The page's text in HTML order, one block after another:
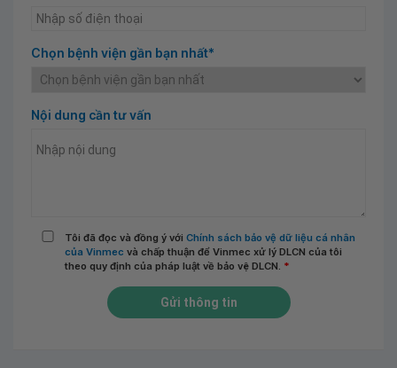
Chọn bệnh viện gần bạn nhất*
Nội dung cần tư vấn
Tôi đã đọc và đồng ý với Chính sách bảo vệ dữ liệu cá nhân
của Vinmec và chấp thuận để Vinmec xử lý DLCN của tôi
theo quy định của pháp luật về bảo vệ DLCN. *
Gửi thông tin